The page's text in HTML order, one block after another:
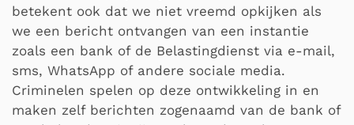
betekent ook dat we niet vreemd opkijken als
we een bericht ontvangen van een instantie
zoals een bank of de Belastingdienst via e-mail,
sms, WhatsApp of andere sociale media.
Criminelen spelen op deze ontwikkeling in en
maken zelf berichten zogenaamd van de bank of